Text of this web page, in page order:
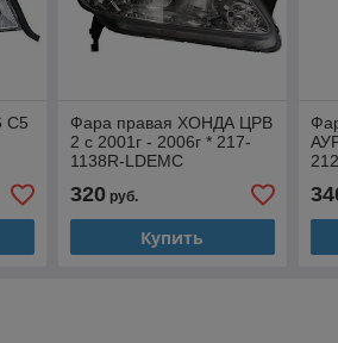
С5
Фара правая ХОНДА ЦРВ
2 с 2001г - 2006г * 217-
1138R-LDEMC
320руб.
Купить